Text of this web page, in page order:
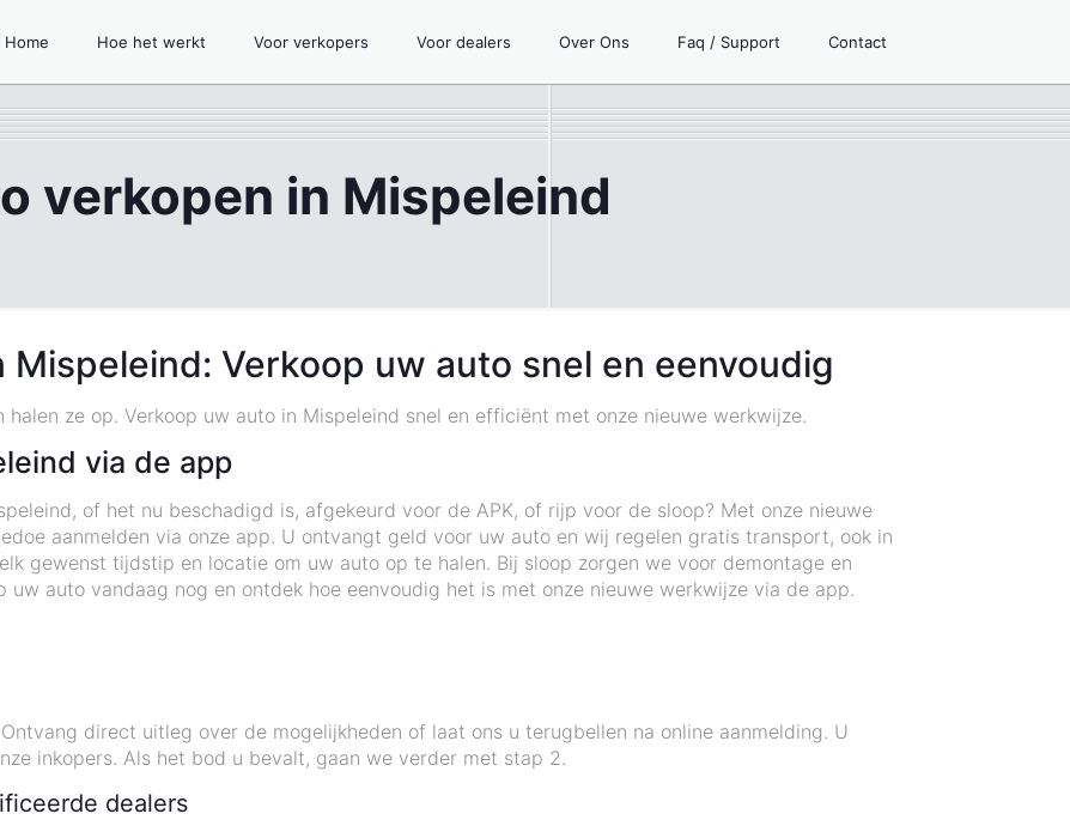
Home Hoe het werkt Voor verkopers Voor dealers Over Ons Faq / Support Contact
verkopen in Mispeleind
Verkoop uw auto snel en eenvoudig
halen ze op. Verkoop uw auto in Mispeleind snel en efficiënt met onze nieuwe werkwijze.
via de app
of het nu beschadigd is, afgekeurd voor de APK, of rijp voor de sloop? Met onze nieuwe
aanmelden via onze app. U ontvangt geld voor uw auto en wij regelen gratis transport, ook in
gewenst tijdstip en locatie om uw auto op te halen. Bij sloop zorgen we voor demontage en
uw auto vandaag nog en ontdek hoe eenvoudig het is met onze nieuwe werkwijze via de app.
direct uitleg over de mogelijkheden of laat ons u terugbellen na online aanmelding. U
inkopers. Als het bod u bevalt, gaan we verder met stap 2.
dealers